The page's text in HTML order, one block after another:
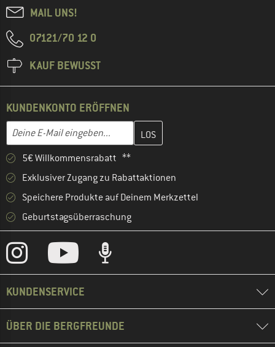
MAIL UNS!
07121/70 12 0
KAUF BEWUSST
KUNDENKONTO ERÖFFNEN
E-Mail-Adresse
Gib hier deine E-Mail-Adresse ein und erstelle im nächsten
5€ Willkommensrabatt **
Exklusiver Zugang zu Rabattaktionen
Speichere Produkte auf Deinem Merkzettel
Geburtstagsüberraschung
KUNDENSERVICE
ÜBER DIE BERGFREUNDE